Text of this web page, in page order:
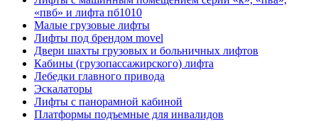
«пвб» и лифта пб1010
Малые грузовые лифты
Лифты под брендом movel
Двери шахты грузовых и больничных лифтов
Кабины (грузопассажирского) лифта
Лебедки главного привода
Эскалаторы
Лифты с панорамной кабиной
Платформы подъемные для инвалидов